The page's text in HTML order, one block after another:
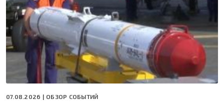
07.08.2026 | ОБЗОР СОБЫТИЙ